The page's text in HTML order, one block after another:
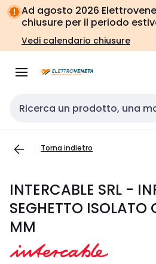
Vai alla
navigazione
Vai
alla
pagina
Ad agosto 2026
chiusure per il periodo
Vedi calendario chiusure
Cerca input
Torna indietro
INTERCABLE SRL -
SEGHETTO
MM